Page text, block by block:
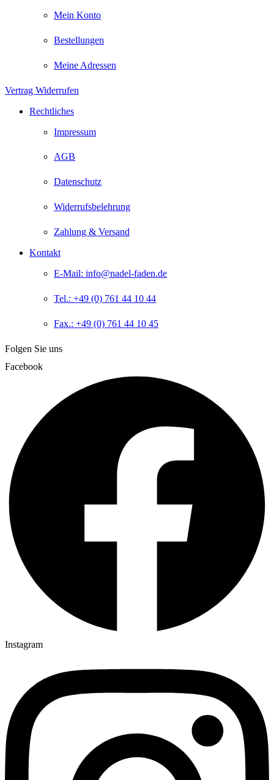
Mein Konto
Bestellungen
Meine Adressen
Vertrag Widerrufen
Rechtliches
Impressum
AGB
Datenschutz
Widerrufsbelehrung
Zahlung & Versand
Kontakt
E-Mail: info@nadel-faden.de
Tel.: +49 (0) 761 44 10 44
Fax.: +49 (0) 761 44 10 45
Folgen Sie uns
Facebook
Instagram